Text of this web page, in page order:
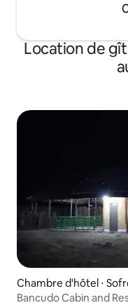
Location de
Chambre d'hôtel ⋅
Bancudo Cabin and